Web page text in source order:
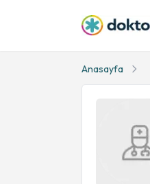
Anasayfa